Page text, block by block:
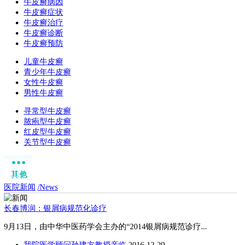
牛皮癣病因
牛皮癣症状
牛皮癣治疗
牛皮癣诊断
牛皮癣预防
儿童牛皮癣
青少年牛皮癣
女性牛皮癣
男性牛皮癣
寻常型牛皮癣
脓疱型牛皮癣
红皮型牛皮癣
关节型牛皮癣
医院新闻 /News
长春博润：银屑病规范化诊疗
9月13日，由中华中医药学会主办的“2014银屑病规范诊疗...